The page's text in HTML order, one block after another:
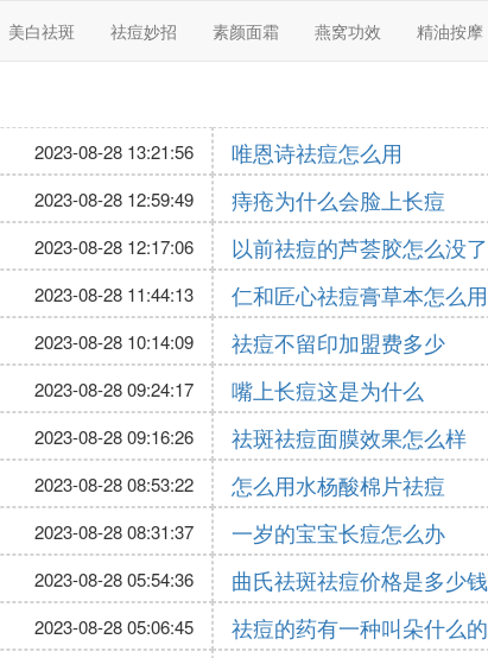
美白祛斑 祛痘妙招 素颜面霜 燕窝功效 精油按摩
2023-08-28 13:21:56 唯恩诗祛痘怎么用
2023-08-28 12:59:49 痔疮为什么会脸上长痘
2023-08-28 12:17:06 以前祛痘的芦荟胶怎么没了
2023-08-28 11:44:13 仁和匠心祛痘膏草本怎么用
2023-08-28 10:14:09 祛痘不留印加盟费多少
2023-08-28 09:24:17 嘴上长痘这是为什么
2023-08-28 09:16:26 祛斑祛痘面膜效果怎么样
2023-08-28 08:53:22 怎么用水杨酸棉片祛痘
2023-08-28 08:31:37 一岁的宝宝长痘怎么办
2023-08-28 05:54:36 曲氏祛斑祛痘价格是多少钱
2023-08-28 05:06:45 祛痘的药有一种叫朵什么的